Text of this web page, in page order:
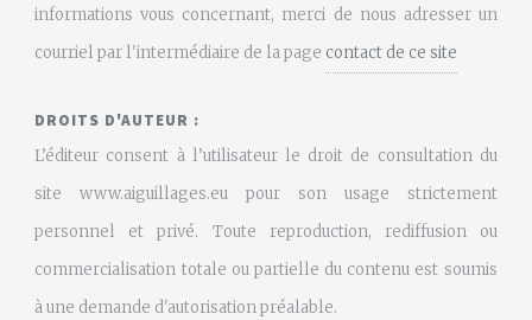
informations vous concernant, merci de nous adresser un
courriel par l'intermédiaire de la page contact de ce site
DROITS D'AUTEUR :
L’éditeur consent à l’utilisateur le droit de consultation du
site www.aiguillages.eu pour son usage strictement
personnel et privé. Toute reproduction, rediffusion ou
commercialisation totale ou partielle du contenu est soumis
à une demande d'autorisation préalable.